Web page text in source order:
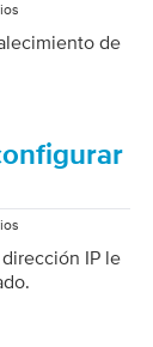
de
dirección IP le